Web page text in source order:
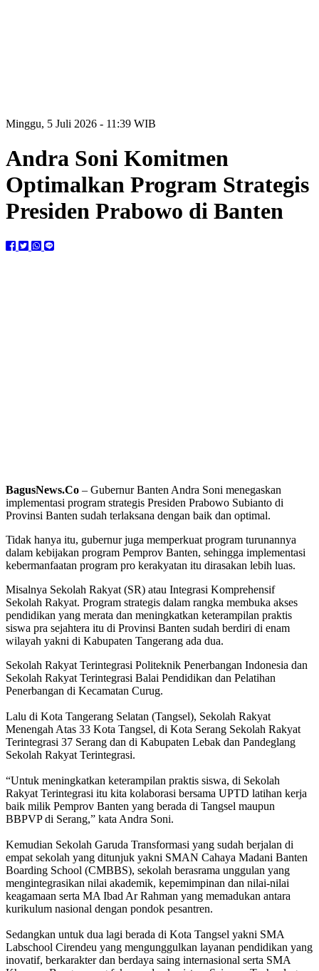
Minggu, 5 Juli 2026 - 11:39 WIB
Andra Soni Komitmen
Optimalkan Program Strategis
Presiden Prabowo di Banten
BagusNews.Co – Gubernur Banten Andra Soni menegaskan
implementasi program strategis Presiden Prabowo Subianto di
Provinsi Banten sudah terlaksana dengan baik dan optimal.
Tidak hanya itu, gubernur juga memperkuat program turunannya
dalam kebijakan program Pemprov Banten, sehingga implementasi
kebermanfaatan program pro kerakyatan itu dirasakan lebih luas.
‎Misalnya Sekolah Rakyat (SR) atau Integrasi Komprehensif
Sekolah Rakyat. Program strategis dalam rangka membuka akses
pendidikan yang merata dan meningkatkan keterampilan praktis
siswa pra sejahtera itu di Provinsi Banten sudah berdiri di enam
wilayah yakni di Kabupaten Tangerang ada dua.
Sekolah Rakyat Terintegrasi Politeknik Penerbangan Indonesia dan
Sekolah Rakyat Terintegrasi Balai Pendidikan dan Pelatihan
Penerbangan di Kecamatan Curug.
‎Lalu di Kota Tangerang Selatan (Tangsel), Sekolah Rakyat
Menengah Atas 33 Kota Tangsel, di Kota Serang Sekolah Rakyat
Terintegrasi 37 Serang dan di Kabupaten Lebak dan Pandeglang
Sekolah Rakyat Terintegrasi.
‎“Untuk meningkatkan keterampilan praktis siswa, di Sekolah
Rakyat Terintegrasi itu kita kolaborasi bersama UPTD latihan kerja
baik milik Pemprov Banten yang berada di Tangsel maupun
BBPVP di Serang,” kata Andra Soni.
‎Kemudian Sekolah Garuda Transformasi yang sudah berjalan di
empat sekolah yang ditunjuk yakni SMAN Cahaya Madani Banten
Boarding School (CMBBS), sekolah berasrama unggulan yang
mengintegrasikan nilai akademik, kepemimpinan dan nilai-nilai
keagamaan serta MA Ibad Ar Rahman yang memadukan antara
kurikulum nasional dengan pondok pesantren.
‎Sedangkan untuk dua lagi berada di Kota Tangsel yakni SMA
Labschool Cirendeu yang mengunggulkan layanan pendidikan yang
inovatif, berkarakter dan berdaya saing internasional serta SMA